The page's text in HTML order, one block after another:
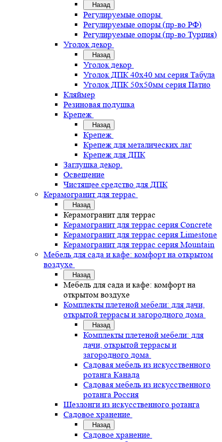
Назад
Регулируемые опоры
Регулируемые опоры (пр-во РФ)
Регулируемые опоры (пр-во Турция)
Уголок декор
Назад
Уголок декор
Уголок ДПК 40х40 мм серия Табула
Уголок ДПК 50х50мм серия Патио
Кляймер
Резиновая подушка
Крепеж
Назад
Крепеж
Крепеж для металических лаг
Крепеж для ДПК
Заглушка декор.
Освещение
Чистящее средство для ДПК
Керамогранит для террас
Назад
Керамогранит для террас
Керамогранит для террас серия Concrete
Керамогранит для террас серия Limestone
Керамогранит для террас серия Mountain
Мебель для сада и кафе: комфорт на открытом
воздухе
Назад
Мебель для сада и кафе: комфорт на
открытом воздухе
Комплекты плетеной мебели: для дачи,
открытой террасы и загородного дома
Назад
Комплекты плетеной мебели: для
дачи, открытой террасы и
загородного дома
Садовая мебель из искусственного
ротанга Канада
Садовая мебель из искусственного
ротанга Россия
Шезлонги из искусственного ротанга
Садовое хранение
Назад
Садовое хранение